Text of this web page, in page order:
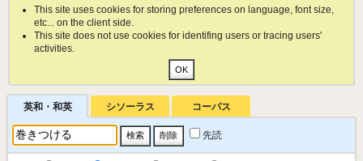
This site uses cookies for storing preferences on language, font size,
etc... on the client side.
This site does not use cookies for identifing users or tracing users'
activities.
英和・和英 シソーラス コーパス
先読